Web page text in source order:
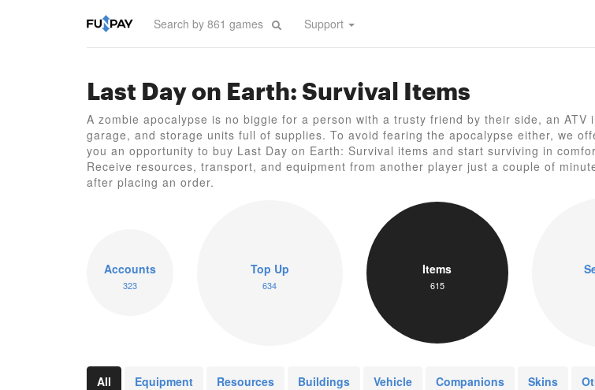
Support
Last Day on Earth: Survival Items
A zombie apocalypse is no biggie for a person with a trusty friend by their side, an ATV
garage, and storage units full of supplies. To avoid fearing the apocalypse either, we
you an opportunity to buy Last Day on Earth: Survival items and start surviving in
Receive resources, transport, and equipment from another player just a couple of
after placing an order.
Accounts
323
Top Up
634
Items
615
All Equipment Resources Buildings Vehicle Companions Skins